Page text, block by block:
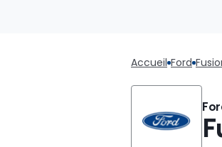
Accueil Ford